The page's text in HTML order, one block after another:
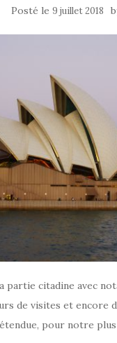
Posté le 9 juillet 2018
partie citadine avec
de visites et encore
pour notre